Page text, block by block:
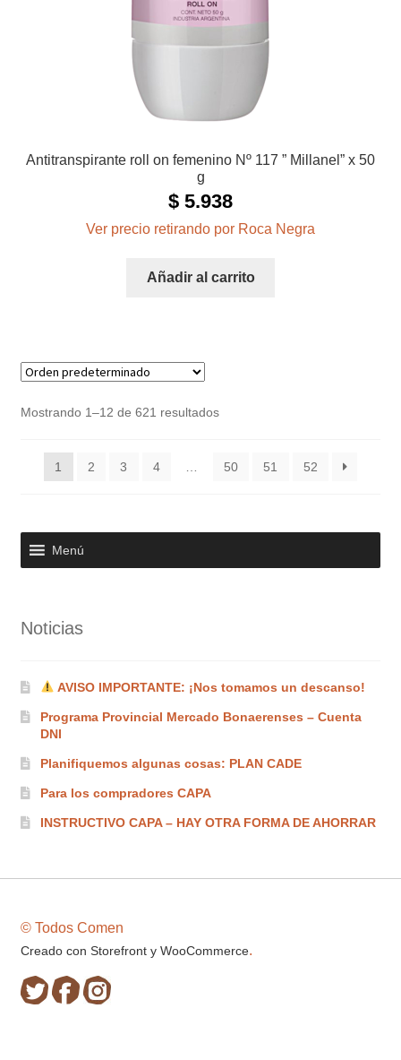
Antitranspirante roll on femenino Nº 117 ” Millanel” x 50
g
$ 5.938
Ver precio retirando por Roca Negra
Añadir al carrito
Mostrando 1–12 de 621 resultados
1 2 3 4 50 51 52
Menú
Noticias
AVISO IMPORTANTE: ¡Nos tomamos un descanso!
Programa Provincial Mercado Bonaerenses – Cuenta
DNI
Planifiquemos algunas cosas: PLAN CADE
Para los compradores CAPA
INSTRUCTIVO CAPA – HAY OTRA FORMA DE AHORRAR
© Todos Comen
Creado con Storefront y WooCommerce.